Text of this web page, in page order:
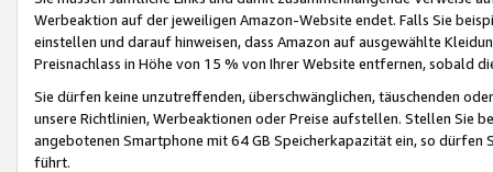
Werbeaktion auf der jeweiligen Amazon-Website endet. Falls Sie
einstellen und darauf hinweisen, dass Amazon auf ausgewählte
Preisnachlass in Höhe von 15 % von Ihrer Website entfernen, sobald
Sie dürfen keine unzutreffenden, überschwänglichen, täuschenden
unsere Richtlinien, Werbeaktionen oder Preise aufstellen. Stellen Sie
angebotenen Smartphone mit 64 GB Speicherkapazität ein, so dürfen
führt.